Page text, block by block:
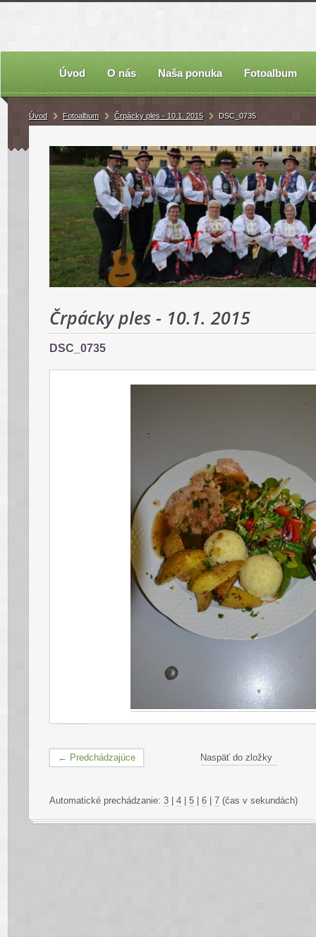
Úvod O nás Naša ponuka Fotoalbum
Úvod Fotoalbum Črpácky ples - 10.1. 2015 DSC_0735
Črpácky ples - 10.1. 2015
DSC_0735
← Predchádzajúce Naspäť do zložky
Automatické prechádzanie: 3 4 5 6 7 (čas v sekundách)